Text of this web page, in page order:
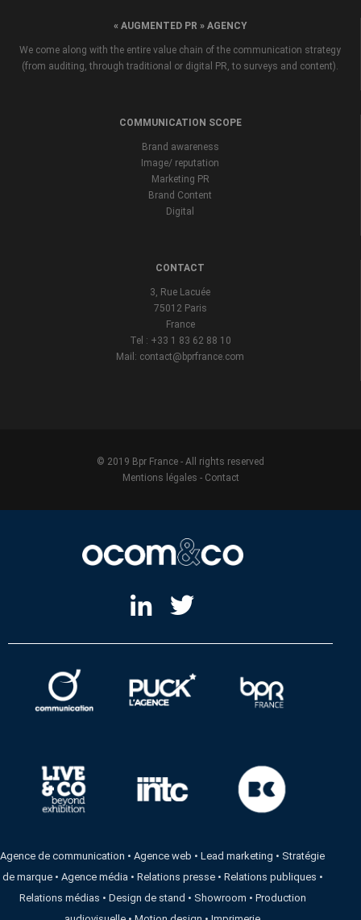
« AUGMENTED PR » AGENCY
We come along with the entire value chain of the communication strategy
(from auditing, through traditional or digital PR, to surveys and content).
COMMUNICATION SCOPE
Brand awareness
Image/ reputation
Marketing PR
Brand Content
Digital
CONTACT
3, Rue Lacuée
75012 Paris
France
Tel : +33 1 83 62 88 10
Mail: contact@bprfrance.com
© 2019 Bpr France - All rights reserved
Mentions légales - Contact
Agence de communication •Agence web •Lead marketing • Stratégie
de marque• Agence média • Relations presse• Relations publiques •
Relations médias • Design de stand • Showroom • Production